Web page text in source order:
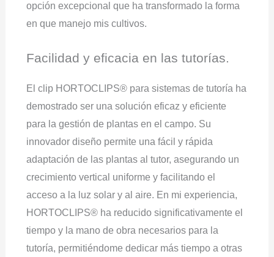
opción excepcional que ha transformado la forma
en que manejo mis cultivos.
Facilidad y eficacia en las tutorías.
El clip HORTOCLIPS® para sistemas de tutoría ha
demostrado ser una solución eficaz y eficiente
para la gestión de plantas en el campo. Su
innovador diseño permite una fácil y rápida
adaptación de las plantas al tutor, asegurando un
crecimiento vertical uniforme y facilitando el
acceso a la luz solar y al aire. En mi experiencia,
HORTOCLIPS® ha reducido significativamente el
tiempo y la mano de obra necesarios para la
tutoría, permitiéndome dedicar más tiempo a otras